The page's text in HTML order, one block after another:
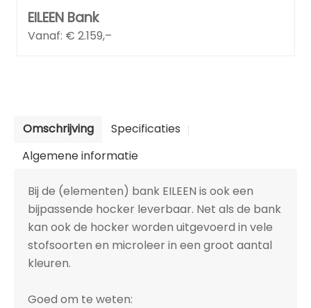
EILEEN Bank
Vanaf: € 2.159,–
Omschrijving
Specificaties
Algemene informatie
Bij de (elementen) bank EILEEN is ook een
bijpassende hocker leverbaar. Net als de bank
kan ook de hocker worden uitgevoerd in vele
stofsoorten en microleer in een groot aantal
kleuren.
Goed om te weten: